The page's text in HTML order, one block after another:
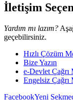
İletişim
Yardım mı lazım?
geçebilirsiniz.
Hızlı Çözüm
Bize Yazın
e-Devlet Çağrı
Engelsiz Çağrı
FacebookYeni